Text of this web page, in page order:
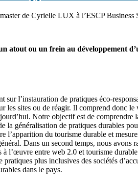
de Cyrielle LUX à l’ESCP Business
atout ou un frein au développement
sur l’instauration de pratiques éco-
sites ou de réagir. Il comprend donc
Notre objectif est de
généralisation de pratiques durables
l’apparition du tourisme durable et
Dans un second temps, nous
l’œuvre entre web 2.0 et tourisme
plus inclusives des sociétés
dans le pays.